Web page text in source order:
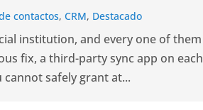
contactos,CRM, Destacado
institution, and every one of them
fix, a third-party sync app on each
safely grant at...